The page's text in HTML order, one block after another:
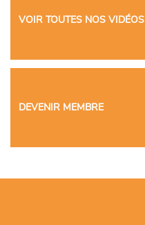
VOIR TOUTES NOS VIDÉOS
DEVENIR MEMBRE